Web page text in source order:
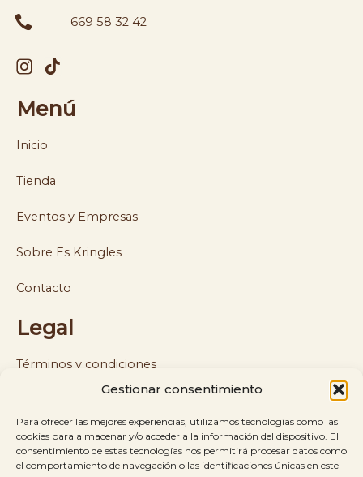
Gestionar consentimiento
Para ofrecer las mejores experiencias, utilizamos tecnologías como las
cookies para almacenar y/o acceder a la información del dispositivo. El
consentimiento de estas tecnologías nos permitirá procesar datos como
el comportamiento de navegación o las identificaciones únicas en este
669 58 32 42
Menú
Inicio
Tienda
Eventos y Empresas
Sobre Es Kringles
Contacto
Legal
Términos y condiciones
Política de envíos y reembolsos
Aviso legal